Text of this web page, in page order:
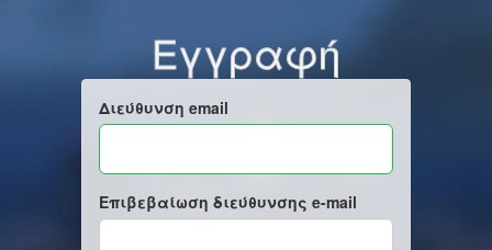
Εγγραφή
Διεύθυνση email
Επιβεβαίωση διεύθυνσης e-mail